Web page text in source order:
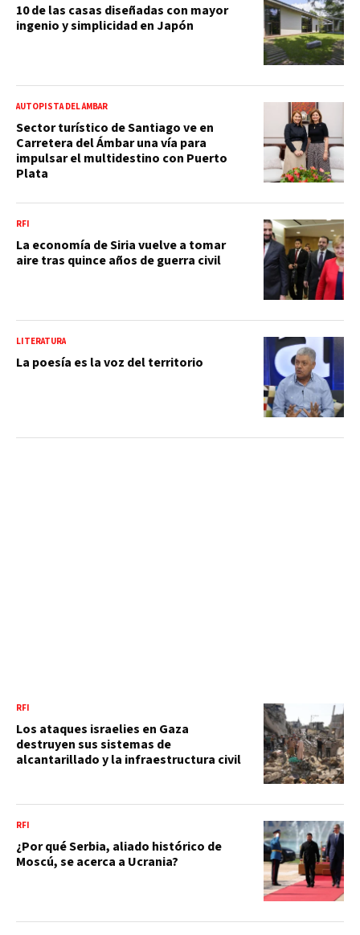
10 de las casas diseñadas con mayor
ingenio y simplicidad en Japón
AUTOPISTA DEL ÁMBAR
Sector turístico de Santiago ve en
Carretera del Ámbar una vía para
impulsar el multidestino con Puerto
Plata
RFI
La economía de Siria vuelve a tomar
aire tras quince años de guerra civil
LITERATURA
La poesía es la voz del territorio
RFI
Los ataques israelies en Gaza
destruyen sus sistemas de
alcantarillado y la infraestructura civil
RFI
¿Por qué Serbia, aliado histórico de
Moscú, se acerca a Ucrania?